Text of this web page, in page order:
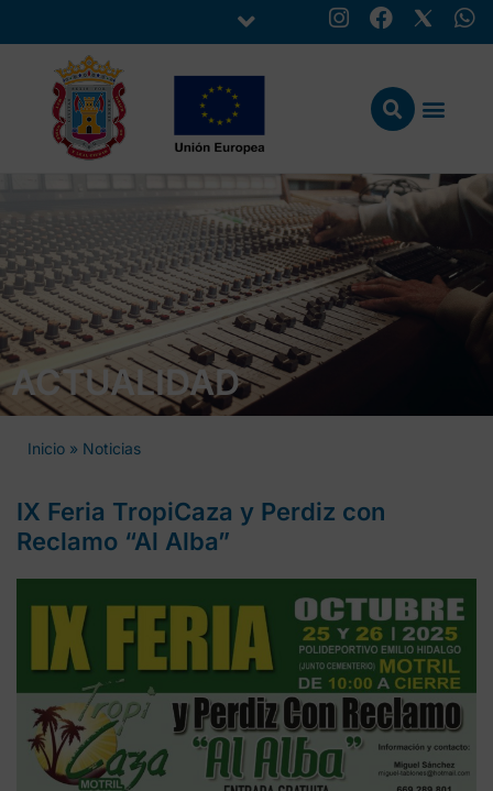
ACTUALIDAD
Inicio » Noticias
IX Feria TropiCaza y Perdiz con
Reclamo “Al Alba”